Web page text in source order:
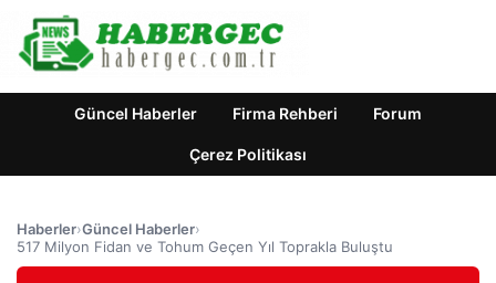
Güncel Haberler Firma Rehberi Forum
Çerez Politikası
Haberler›Güncel Haberler›
517 Milyon Fidan ve Tohum Geçen Yıl Toprakla Buluştu